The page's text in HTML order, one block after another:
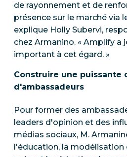
de rayonnement et de
présence sur le marché via
explique Holly Subervi,
chez Armanino. « Amplify a
important à cet égard. »
Construire une puissante
d'ambassadeurs
Pour former des
leaders d'opinion et des
médias sociaux, M.
l'éducation, la modélisation